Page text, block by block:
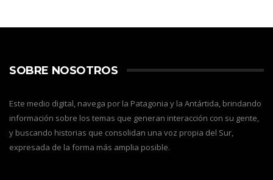
SOBRE NOSOTROS
Este medio digital, navega por la Patagonia y la Antártida, brindando
información sobre los temas que generan interacción con su gente,
y buscando historias que consolidan una voz propia del Sur,
expresada de la forma más amplia posible.